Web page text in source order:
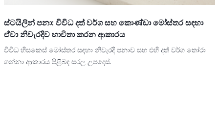
ස්ටයිලින් පනා: විවිධ දත් වර්ග සහ කොණ්ඩා මෝස්තර සඳහා
ඒවා නිවැරදිව භාවිතා කරන ආකාරය
විවිධ හිසකෙස් මෝස්තර සඳහා නිවැරදි පනාව සහ එහි දත් වර්ග තෝරා
ගන්නා ආකාරය පිළිබඳ සරල උපදෙස්.